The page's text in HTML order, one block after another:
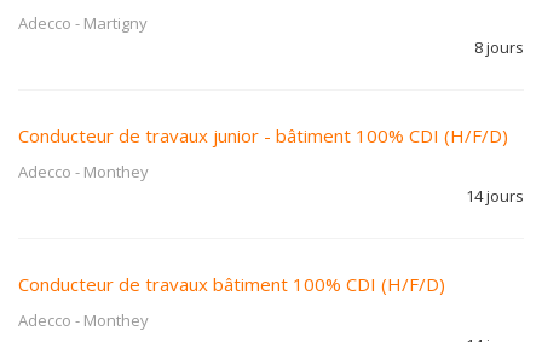
Adecco - Martigny
8 jours
Conducteur de travaux junior - bâtiment 100% CDI (H/F/D)
Adecco - Monthey
14 jours
Conducteur de travaux bâtiment 100% CDI (H/F/D)
Adecco - Monthey